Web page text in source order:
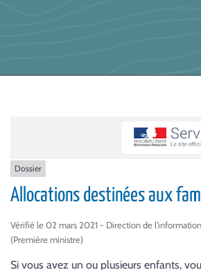
Dossier
Allocations destinées aux
Vérifié le 02 mars 2021 - Direction de
(Première ministre)
Si vous avez un ou plusieurs enfants,